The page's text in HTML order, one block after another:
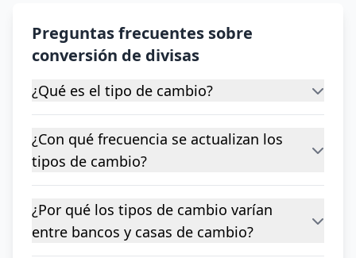
Preguntas frecuentes sobre
conversión de divisas
¿Qué es el tipo de cambio?
¿Con qué frecuencia se actualizan los
tipos de cambio?
¿Por qué los tipos de cambio varían
entre bancos y casas de cambio?